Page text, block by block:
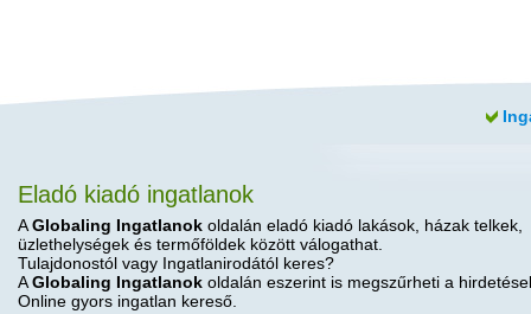
Eladó kiadó ingatlanok
AGlobaling Ingatlanok oldalán eladó kiadó lakások, házak telkek,
üzlethelységek és termőföldek között válogathat.
Tulajdonostól vagy Ingatlanirodától keres?
AGlobaling Ingatlanok oldalán eszerint is megszűrheti a
Online gyors ingatlan kereső.